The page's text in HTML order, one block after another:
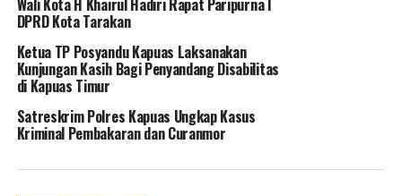
Wali Kota H Khairul Hadiri Rapat Paripurna I
DPRD Kota Tarakan
Ketua TP Posyandu Kapuas Laksanakan
Kunjungan Kasih Bagi Penyandang Disabilitas
di Kapuas Timur
Satreskrim Polres Kapuas Ungkap Kasus
Kriminal Pembakaran dan Curanmor